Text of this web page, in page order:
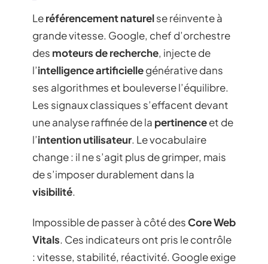
Leréférencement naturelse réinvente à
grande vitesse. Google, chef d’orchestre
des moteurs de recherche, injecte de
l’intelligence artificiellegénérative dans
ses algorithmes et bouleverse l’équilibre.
Les signaux classiques s’effacent devant
une analyse raffinée de la pertinenceet de
l’intention utilisateur. Le vocabulaire
change : il ne s’agit plus de grimper, mais
de s’imposer durablement dans la
visibilité.
Impossible de passer à côté desCore Web
Vitals. Ces indicateurs ont pris le contrôle
: vitesse, stabilité, réactivité. Google exige